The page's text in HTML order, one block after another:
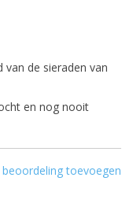
van de sieraden van
en nog nooit
beoordeling toevoegen